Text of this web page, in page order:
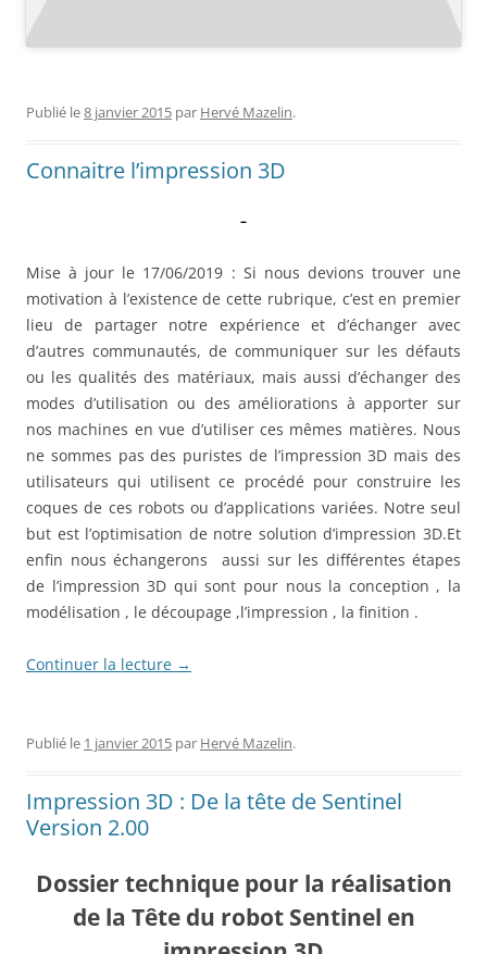
Publié le8 janvier 2015 par Hervé Mazelin.
Connaitre l’impression 3D
–
Mise à jour le 17/06/2019 : Si nous devions trouver une
motivation à l’existence de cette rubrique, c’est en premier
lieu de partager notre expérience et d’échanger avec
d’autres communautés, de communiquer sur les défauts
ou les qualités des matériaux, mais aussi d’échanger des
modes d’utilisation ou des améliorations à apporter sur
nos machines en vue d’utiliser ces mêmes matières. Nous
ne sommes pas des puristes de l’impression 3D mais des
utilisateurs qui utilisent ce procédé pour construire les
coques de ces robots ou d’applications variées. Notre seul
but est l’optimisation de notre solution d’impression 3D.Et
enfin nous échangerons aussi sur les différentes étapes
de l’impression 3D qui sont pour nous la conception , la
modélisation , le découpage ,l’impression , la finition .
Continuer la lecture →
Publié le 1 janvier 2015 par Hervé Mazelin.
Impression 3D : De la tête de Sentinel
Version 2.00
Dossier technique pour la réalisation
de la Tête du robot Sentinel en